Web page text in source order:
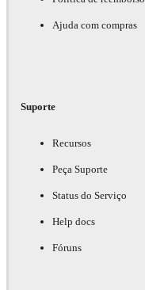
Ajuda com compras
Suporte
Recursos
Peça Suporte
Status do Serviço
Help docs
Fóruns